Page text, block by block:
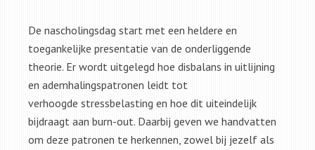
De nascholingsdag start met een heldere en
toegankelijke presentatie van de onderliggende
theorie. Er wordt uitgelegd hoe disbalans in uitlijning
en ademhalingspatronen leidt tot
verhoogde stressbelasting en hoe dit uiteindelijk
bijdraagt aan burn-out. Daarbij geven we handvatten
om deze patronen te herkennen, zowel bij jezelf als